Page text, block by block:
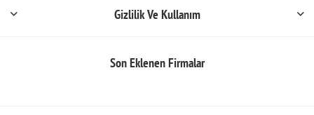
Gizlilik Ve Kullanım
Son Eklenen Firmalar